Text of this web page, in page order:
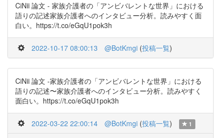
CiNii 論文 - 家族介護者の「アンビバレントな世界」における
語りの記述家族介護者へのインタビュー分析。読みやすく面
白い。https://t.co/eGqU1pok3h
2022-10-17 08:00:13 @BotKmgi (投稿一覧)
CiNii 論文 -家族介護者の「アンビバレントな世界」における
語りの記述〜家族介護者へのインタビュー分析。読みやすく
面白い。https://t.co/eGqU1pok3h
2022-03-22 22:00:14 @BotKmgi (投稿一覧) 1